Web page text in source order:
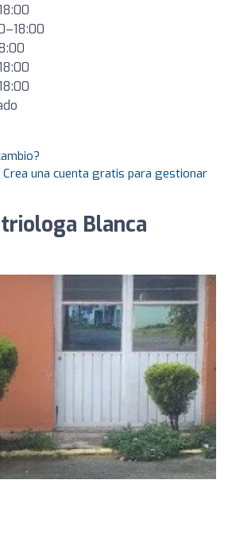
una cuenta gratis para gestionar
Blanca